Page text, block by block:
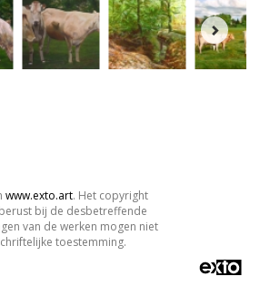
www.exto.art. Het copyright
bij de desbetreffende
van de werken mogen niet
toestemming.